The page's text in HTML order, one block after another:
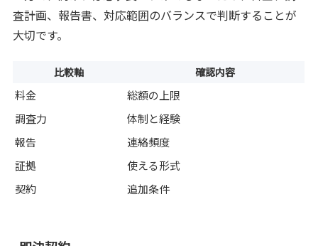
査計画、報告書、対応範囲のバランスで判断することが
大切です。
比較軸 確認内容
料金
総額の上限
調査力
体制と経験
報告
連絡頻度
証拠
使える形式
契約
追加条件